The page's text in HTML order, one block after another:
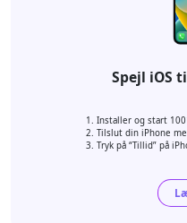
Spejl iOS
Installer og start
Tilslut din iPhone
Tryk på “Tillid” på